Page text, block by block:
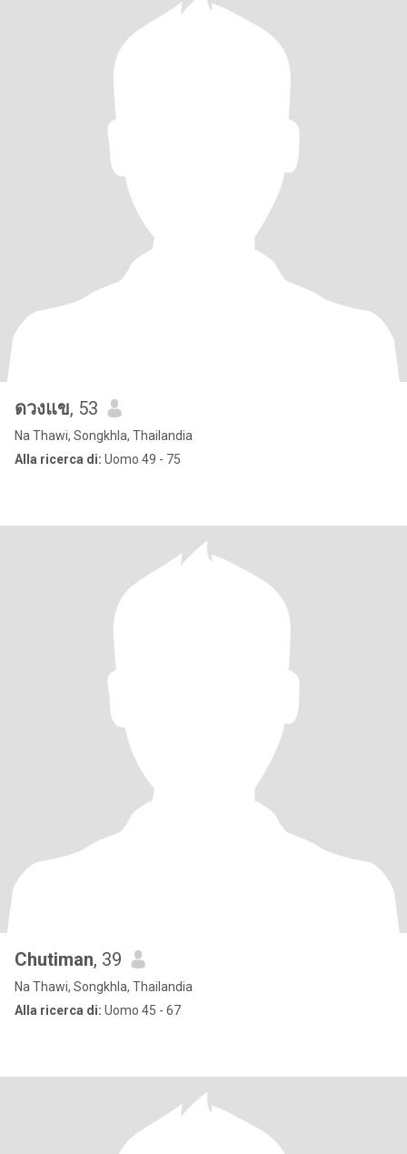
ดวงแข, 53
Na Thawi, Songkhla, Thailandia
Alla ricerca di: Uomo 49 - 75
Chutiman, 39
Na Thawi, Songkhla, Thailandia
Alla ricerca di: Uomo 45 - 67